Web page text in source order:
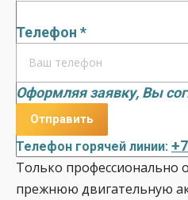
Телефон *
Оформляя заявку, Вы
Телефон горячей линии:
Только профессионально
прежнюю двигательную